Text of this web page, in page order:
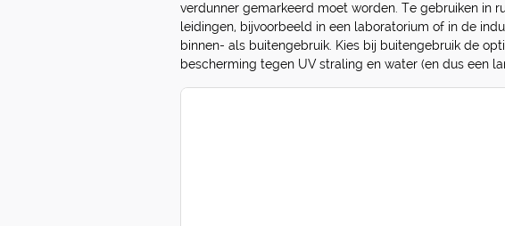
verdunner gemarkeerd moet worden. Te gebruiken in
leidingen, bijvoorbeeld in een laboratorium of in de
binnen- als buitengebruik. Kies bij buitengebruik de
bescherming tegen UV straling en water (en dus een